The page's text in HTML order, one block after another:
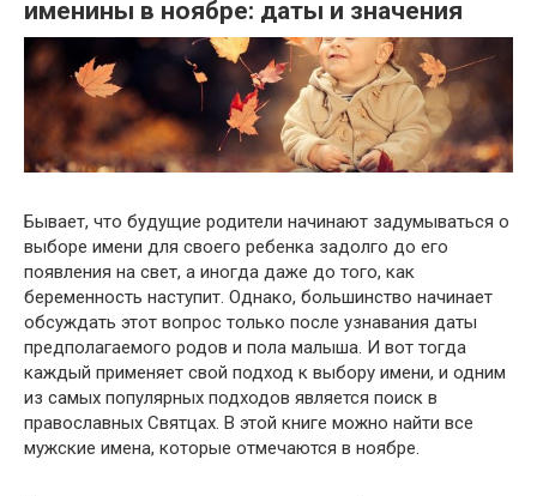
именины в ноябре: даты и значения
Бывает, что будущие родители начинают задумываться о
выборе имени для своего ребенка задолго до его
появления на свет, а иногда даже до того, как
беременность наступит. Однако, большинство начинает
обсуждать этот вопрос только после узнавания даты
предполагаемого родов и пола малыша. И вот тогда
каждый применяет свой подход к выбору имени, и одним
из самых популярных подходов является поиск в
православных Святцах. В этой книге можно найти все
мужские имена, которые отмечаются в ноябре.